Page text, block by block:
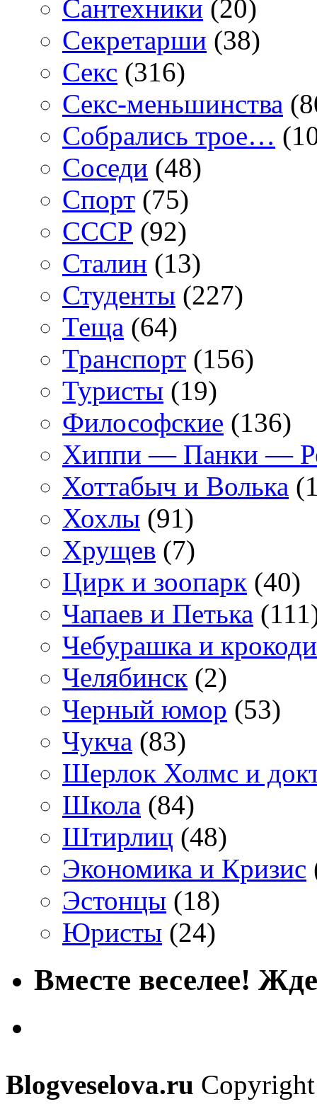
Сантехники (20)
Секретарши (38)
Секс (316)
Секс-меньшинства
Собрались трое…
Соседи (48)
Спорт (75)
СССР (92)
Сталин (13)
Студенты (227)
Теща (64)
Транспорт (156)
Туристы (19)
Философские (136)
Хиппи — Панки —
Хоттабыч и Волька
Хохлы (91)
Хрущев (7)
Цирк и зоопарк (40)
Чапаев и Петька
Чебурашка и
Челябинск (2)
Черный юмор (53)
Чукча (83)
Шерлок Холмс и
Школа (84)
Штирлиц (48)
Экономика и Кризис
Эстонцы (18)
Юристы (24)
Вместе веселее!
Blogveselova.ru